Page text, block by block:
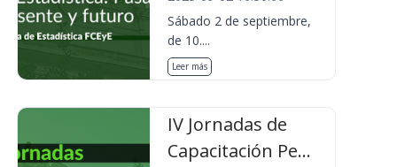
Sábado 2 de septiembre,
de 10....
Leer más
IV Jornadas de
Capacitación Pe...